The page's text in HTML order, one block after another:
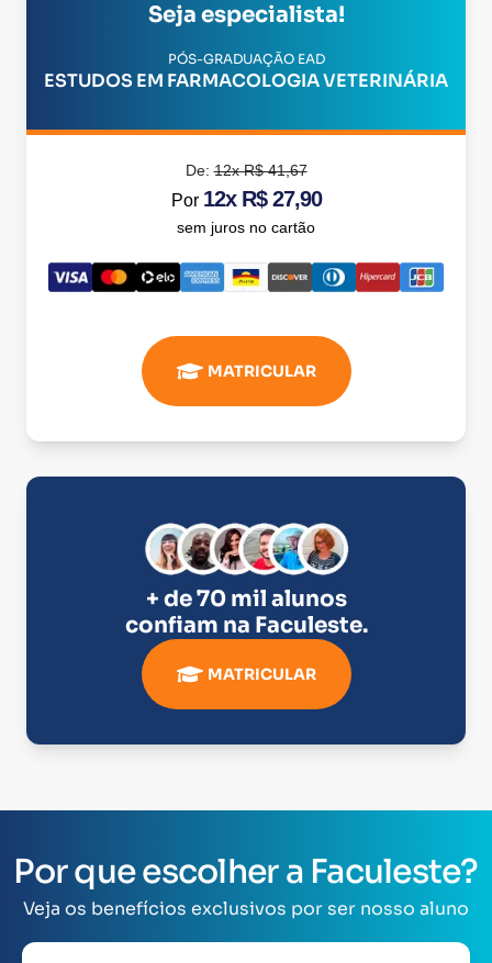
Seja especialista!
PÓS-GRADUAÇÃO EAD
ESTUDOS EM FARMACOLOGIA VETERINÁRIA
De:12x R$ 41,67
Por 12x R$ 27,90
sem juros no cartão
MATRICULAR
+ de 70 mil alunos
confiam na Faculeste.
MATRICULAR
Por que escolher a Faculeste?
Veja os benefícios exclusivos por ser nosso aluno